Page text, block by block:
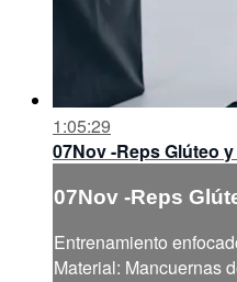
1:05:29
07Nov -Reps Glúteo
07Nov -Reps
Entrenamiento
Material: Mancuernas